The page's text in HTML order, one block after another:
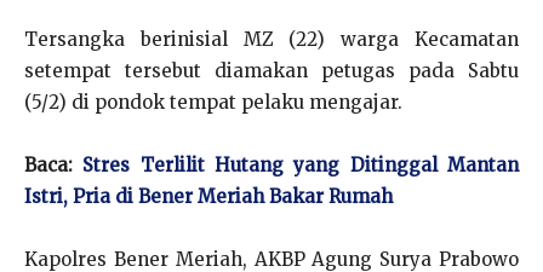
Tersangka berinisial MZ (22) warga Kecamatan
setempat tersebut diamakan petugas pada Sabtu
(5/2) di pondok tempat pelaku mengajar.
Baca: Stres Terlilit Hutang yang Ditinggal Mantan
Istri, Pria di Bener Meriah Bakar Rumah
Kapolres Bener Meriah, AKBP Agung Surya Prabowo